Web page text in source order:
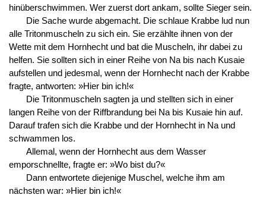
hinüberschwimmen. Wer zuerst dort ankam, sollte Sieger sein.
Die Sache wurde abgemacht. Die schlaue Krabbe lud nun
alle Tritonmuscheln zu sich ein. Sie erzählte ihnen von der
Wette mit dem Hornhecht und bat die Muscheln, ihr dabei zu
helfen. Sie sollten sich in einer Reihe von Na bis nach Kusaie
aufstellen und jedesmal, wenn der Hornhecht nach der Krabbe
fragte, antworten: »Hier bin ich!«
Die Tritonmuscheln sagten ja und stellten sich in einer
langen Reihe von der Riffbrandung bei Na bis Kusaie hin auf.
Darauf trafen sich die Krabbe und der Hornhecht in Na und
schwammen los.
Allemal, wenn der Hornhecht aus dem Wasser
emporschnellte, fragte er: »Wo bist du?«
Dann entwortete diejenige Muschel, welche ihm am
nächsten war: »Hier bin ich!«